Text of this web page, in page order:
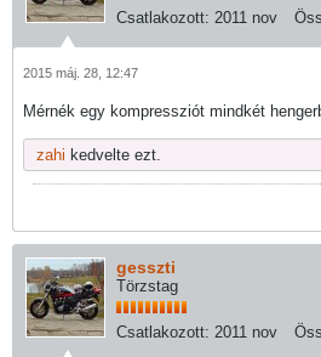
Csatlakozott: 2011 nov
2015 máj. 28, 12:47
Mérnék egy kompressziót mindkét
zahi kedvelte ezt.
gesszti
Törzstag
Csatlakozott: 2011 nov